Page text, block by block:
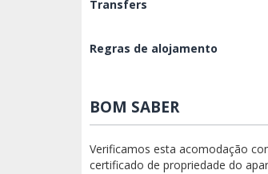
Transfers
Regras de alojamento
BOM SABER
Verificamos esta acomodação
certificado de propriedade do